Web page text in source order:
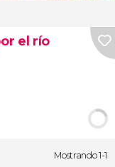
el río
Mostrando 1-1